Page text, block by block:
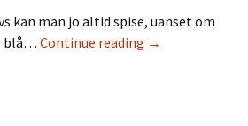
kan man jo altid spise, uanset om
blå… Continue reading →